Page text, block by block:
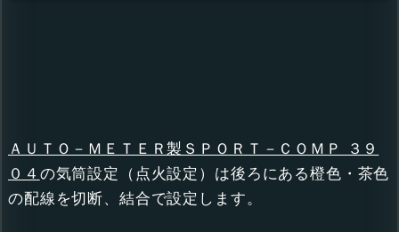
ＡＵＴＯ－ＭＥＴＥＲ製ＳＰＯＲＴ－ＣＯＭＰ ３９
０４ の気筒設定（点火設定）は後ろにある橙色・茶色
の配線を切断、結合で設定します。